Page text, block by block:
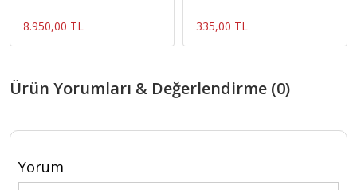
8.950,00 TL 335,00 TL
Ürün Yorumları & Değerlendirme (0)
Yorum